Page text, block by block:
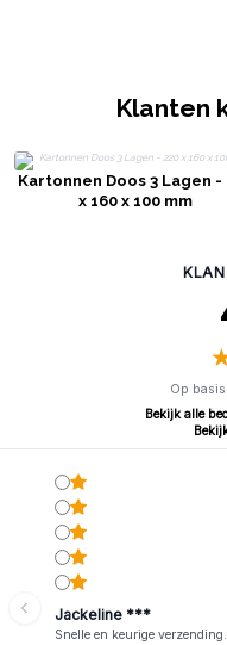
Klanten
Kartonnen Doos 3 Lagen -
x 160 x 100 mm
Op basis
Bekijk alle
Jackeline ***
Snelle en keurige